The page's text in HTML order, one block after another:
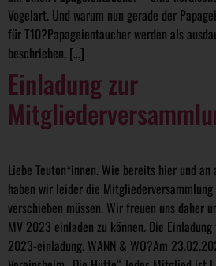
Vogelart. Und warum nun gerade der
für T10?Papageientaucher werden als
beschrieben, […]
Einladung zur
Liebe Teuton*innen. Wie bereits hier und
haben wir leider die
verschieben müssen. Wir freuen uns daher
MV 2023 einladen zu können. Die
2023-einladung. WANN & WO?Am